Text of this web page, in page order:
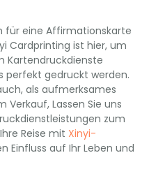
für eine Affirmationskarte
Cardprinting ist hier, um
Kartendruckdienste
perfekt gedruckt werden.
als aufmerksames
Verkauf, Lassen Sie uns
zum
Reise mit Xinyi-
Einfluss auf Ihr Leben und